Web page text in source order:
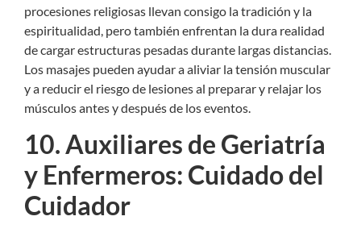
procesiones religiosas llevan consigo la tradición y la
espiritualidad, pero también enfrentan la dura realidad
de cargar estructuras pesadas durante largas distancias.
Los masajes pueden ayudar a aliviar la tensión muscular
y a reducir el riesgo de lesiones al preparar y relajar los
músculos antes y después de los eventos.
10. Auxiliares de Geriatría
y Enfermeros: Cuidado del
Cuidador